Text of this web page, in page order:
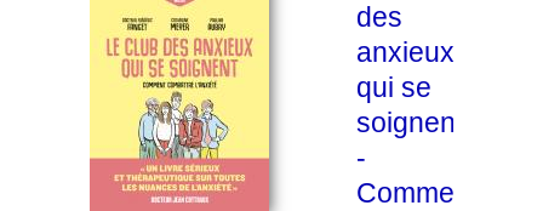
des
anxieux
qui se
soignent
-
Comment